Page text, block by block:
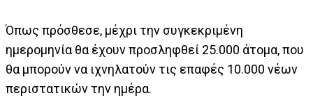
Όπως πρόσθεσε, μέχρι την συγκεκριμένη
ημερομηνία θα έχουν προσληφθεί 25.000 άτομα, που
θα μπορούν να ιχνηλατούν τις επαφές 10.000 νέων
περιστατικών την ημέρα.